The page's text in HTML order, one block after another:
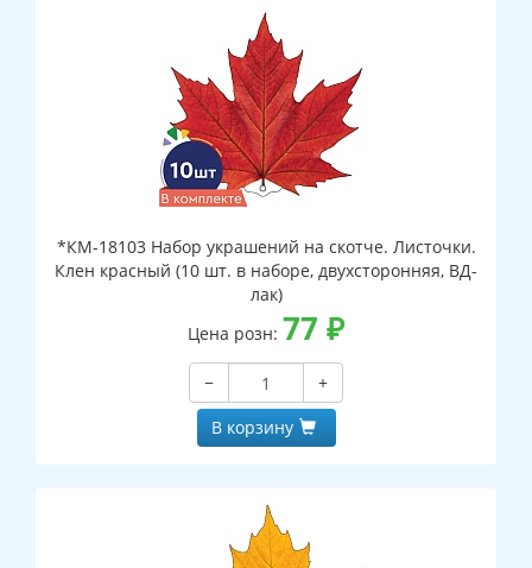
*КМ-18103 Набор украшений на скотче. Листочки.
Клен красный (10 шт. в наборе, двухсторонняя, ВД-
лак)
Цена розн: 77 ₽
−
+
В корзину